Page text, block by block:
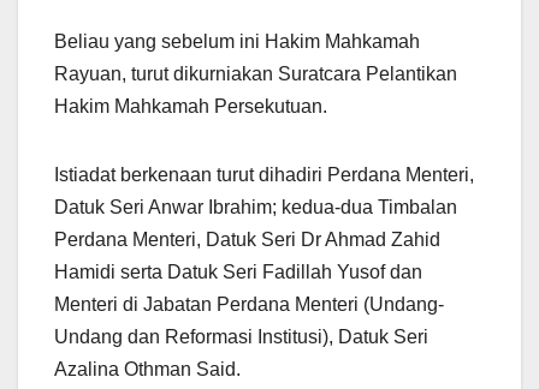
Beliau yang sebelum ini Hakim Mahkamah
Rayuan, turut dikurniakan Suratcara Pelantikan
Hakim Mahkamah Persekutuan.
Istiadat berkenaan turut dihadiri Perdana Menteri,
Datuk Seri Anwar Ibrahim; kedua-dua Timbalan
Perdana Menteri, Datuk Seri Dr Ahmad Zahid
Hamidi serta Datuk Seri Fadillah Yusof dan
Menteri di Jabatan Perdana Menteri (Undang-
Undang dan Reformasi Institusi), Datuk Seri
Azalina Othman Said.